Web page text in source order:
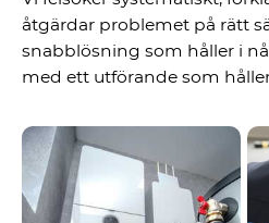
åtgärdar problemet på rätt
snabblösning som håller i
med ett utförande som